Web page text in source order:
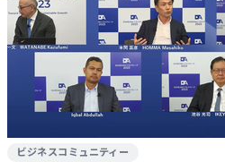
ビジネスコミュニティー